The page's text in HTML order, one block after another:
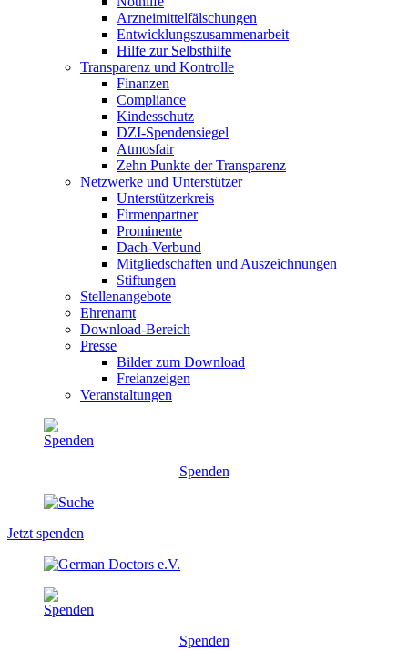
Arzneimittel­fälschungen
Entwicklungs­zusammenarbeit
Hilfe zur Selbsthilfe
Transparenz und Kontrolle
Finanzen
Compliance
Kindesschutz
DZI-Spendensiegel
Atmosfair
Zehn Punkte der Transparenz
Netzwerke und Unterstützer
Unterstützerkreis
Firmenpartner
Prominente
Dach-Verbund
Mitgliedschaften und Auszeichnungen
Stiftungen
Stellenangebote
Ehrenamt
Download-Bereich
Presse
Bilder zum Download
Freianzeigen
Veranstaltungen
Spenden
Jetzt spenden
Spenden